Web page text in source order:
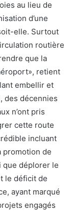
au lieu de
d’une
elle. Surtout
routière
que la
retient
embellir et
des décennies
n’ont pris
cette route
incluant
promotion de
que déplorer le
le déficit de
ayant marqué
engagés